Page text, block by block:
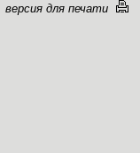
версия для печати